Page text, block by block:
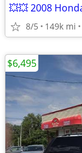
8/5 149k mi
$6,495